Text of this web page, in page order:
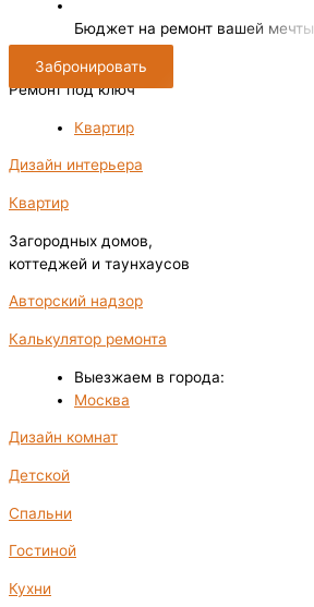
Бюджет на ремонт вашей мечты
Забронировать
Ремонт под ключ
Квартир
Дизайн интерьера
Квартир
Загородных домов,
коттеджей и таунхаусов
Авторский надзор
Калькулятор ремонта
Выезжаем в города:
Москва
Дизайн комнат
Детской
Спальни
Гостиной
Кухни